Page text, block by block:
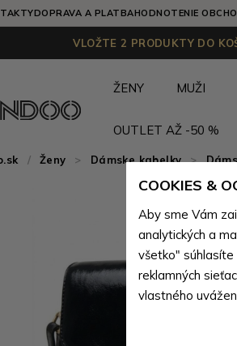
DOPRAVA A PLATBAHODNOTENIE
VLOŽTE 2 PRODUKTY DO
ŽENY MUŽI
OUTLET AŽ -50 %
Ženy > Dámske kabelky >
COOKIES &
Aby sme Vám
analytických a
všetko" súhlasíte
reklamných
vlastného